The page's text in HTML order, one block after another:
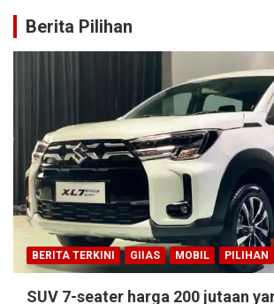
Berita Pilihan
BERITA TERKINI GIIAS MOBIL PILIHAN
SUV 7-seater harga 200 jutaan